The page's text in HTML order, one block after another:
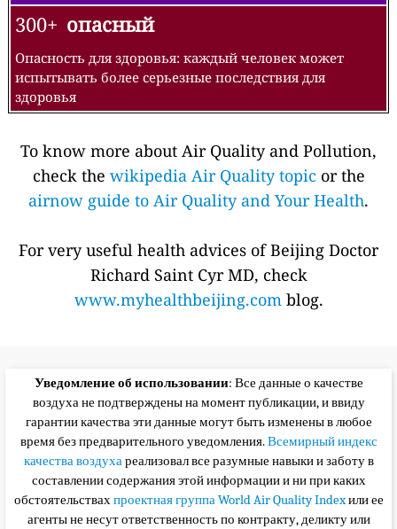
300+ опасный
Опасность для здоровья: каждый человек может
испытывать более серьезные последствия для
здоровья
To know more about Air Quality and Pollution,
check the wikipedia Air Quality topic or the
airnow guide to Air Quality and Your Health.
For very useful health advices of Beijing Doctor
Richard Saint Cyr MD, check
www.myhealthbeijing.com blog.
Уведомление об использовании: Все данные о качестве
воздуха не подтверждены на момент публикации, и ввиду
гарантии качества эти данные могут быть изменены в любое
время без предварительного уведомления.Всемирный индекс
качества воздухареализовал все разумные навыки и заботу в
составлении содержания этой информации и ни при каких
обстоятельствахпроектная группа World Air Quality Indexили ее
агенты не несут ответственность по контракту, деликту или